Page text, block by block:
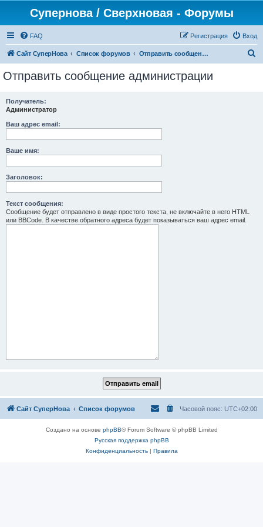
Супернова / Сверхновая - Форумы
FAQ Вход
Регистрация
Сайт СуперНова Список форумов Отправить сообщение администрации
Отправить сообщение администрации
Получатель:
Администратор
Ваш адрес email:
Ваше имя:
Заголовок:
Текст сообщения:
Сообщение будет отправлено в виде простого текста, не включайте в него HTML
или BBCode. В качестве обратного адреса будет показываться ваш адрес email.
Сайт СуперНова Список форумов Часовой пояс: UTC+02:00
Создано на основе phpBB® Forum Software © phpBB Limited
Русская поддержка phpBB
Конфиденциальность| Правила